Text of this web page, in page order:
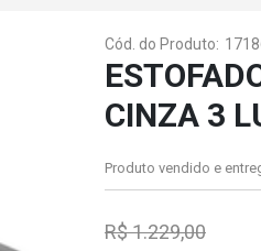
Cód. do Produto:
CINZA 3
Produto vendido e
R$ 1.229,00